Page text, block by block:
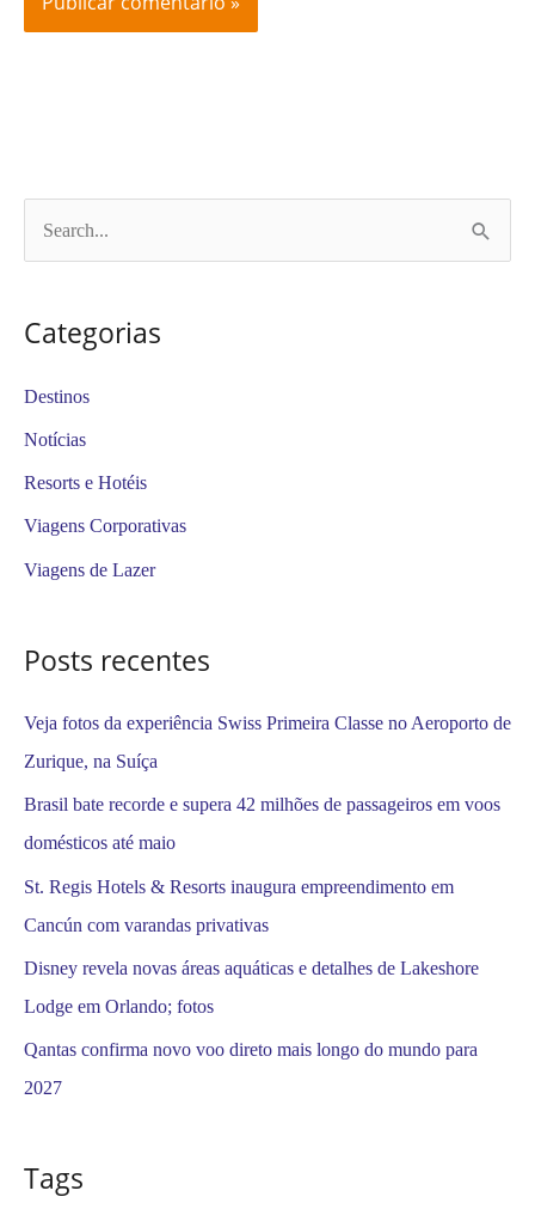
u
i
p
r
Categorias
Destinos
Notícias
Resorts e Hotéis
Viagens Corporativas
Viagens de Lazer
Posts recentes
Veja fotos da experiência Swiss Primeira Classe no Aeroporto de
Zurique, na Suíça
Brasil bate recorde e supera 42 milhões de passageiros em voos
domésticos até maio
St. Regis Hotels & Resorts inaugura empreendimento em
Cancún com varandas privativas
Disney revela novas áreas aquáticas e detalhes de Lakeshore
Lodge em Orlando; fotos
Qantas confirma novo voo direto mais longo do mundo para
2027
Tags